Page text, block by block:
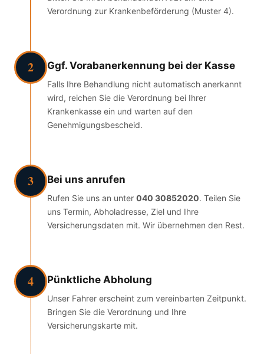
Verordnung zur Krankenbeförderung (Muster 4).
2 Ggf. Vorabanerkennung bei der Kasse
Falls Ihre Behandlung nicht automatisch anerkannt
wird, reichen Sie die Verordnung bei Ihrer
Krankenkasse ein und warten auf den
Genehmigungsbescheid.
3 Bei uns anrufen
Rufen Sie uns an unter 040 30852020. Teilen Sie
uns Termin, Abholadresse, Ziel und Ihre
Versicherungsdaten mit. Wir übernehmen den Rest.
4 Pünktliche Abholung
Unser Fahrer erscheint zum vereinbarten Zeitpunkt.
Bringen Sie die Verordnung und Ihre
Versicherungskarte mit.